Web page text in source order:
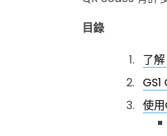
目錄
了解
使